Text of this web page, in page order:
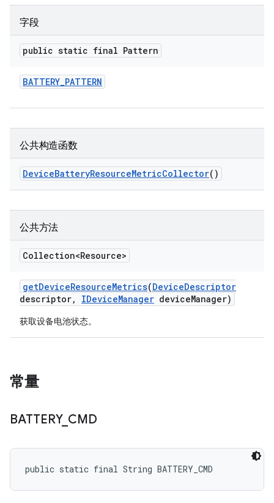
字段
public static final Pattern
BATTERY_PATTERN
公共构造函数
DeviceBatteryResourceMetricCollector()
公共方法
Collection<Resource>
getDeviceResourceMetrics(DeviceDescriptor
descriptor, IDeviceManager deviceManager)
获取设备电池状态。
常量
BATTERY_ CMD
public static final String BATTERY_CMD